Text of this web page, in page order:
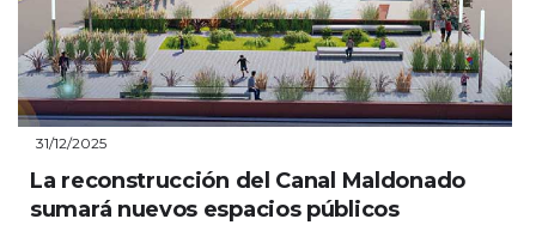
31/12/2025
La reconstrucción del Canal Maldonado
sumará nuevos espacios públicos